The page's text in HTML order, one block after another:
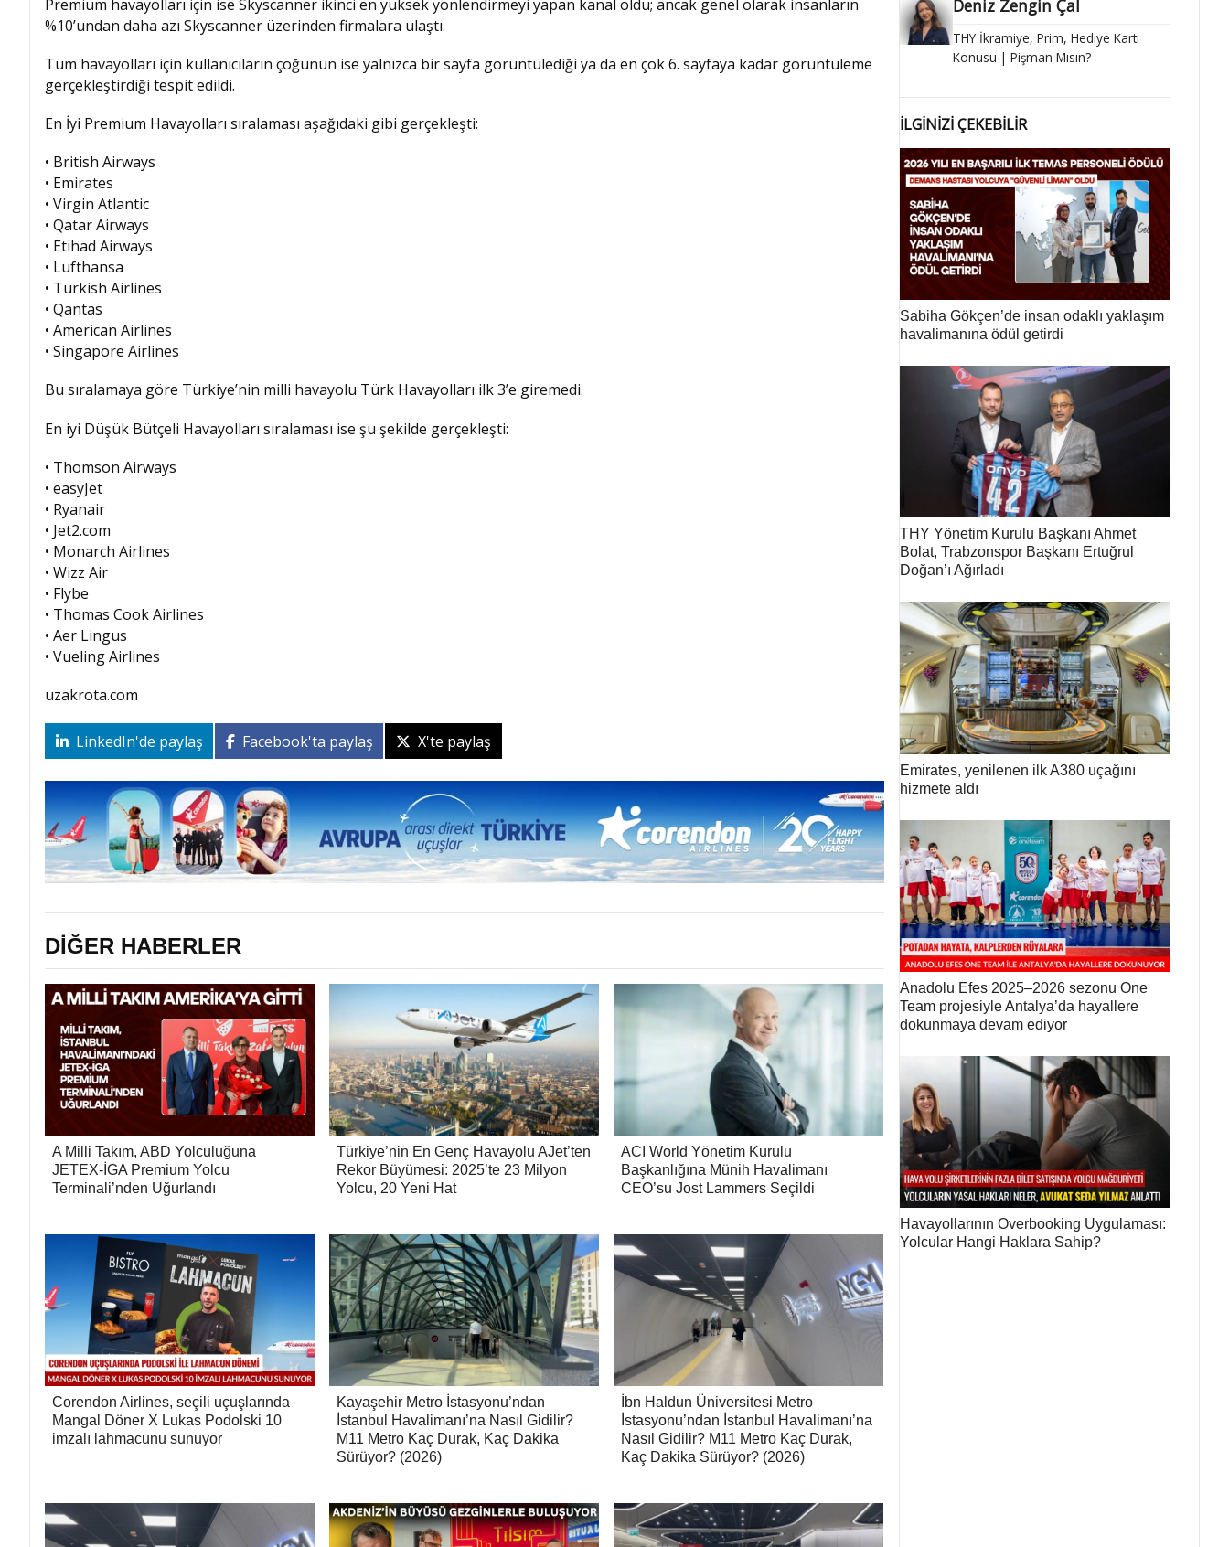
Premium havayolları için ise Skyscanner ikinci en yüksek yönlendirmeyi yapan kanal oldu; ancak genel olarak insanların
%10’undan daha azı Skyscanner üzerinden firmalara ulaştı.
Tüm havayolları için kullanıcıların çoğunun ise yalnızca bir sayfa görüntülediği ya da en çok 6. sayfaya kadar görüntüleme
gerçekleştirdiği tespit edildi.
En İyi Premium Havayolları sıralaması aşağıdaki gibi gerçekleşti:
• British Airways
• Emirates
• Virgin Atlantic
• Qatar Airways
• Etihad Airways
• Lufthansa
• Turkish Airlines
• Qantas
• American Airlines
• Singapore Airlines
Bu sıralamaya göre Türkiye’nin milli havayolu Türk Havayolları ilk 3’e giremedi.
En iyi Düşük Bütçeli Havayolları sıralaması ise şu şekilde gerçekleşti:
• Thomson Airways
• easyJet
• Ryanair
• Jet2.com
• Monarch Airlines
• Wizz Air
• Flybe
• Thomas Cook Airlines
• Aer Lingus
• Vueling Airlines
uzakrota.com
LinkedIn'de paylaş Facebook'ta paylaş X'te paylaş
DİĞER HABERLER
A Milli Takım, ABD Yolculuğuna
JETEX-İGA Premium Yolcu
Terminali’nden Uğurlandı
Türkiye’nin En Genç Havayolu AJet’ten
Rekor Büyümesi: 2025’te 23 Milyon
Yolcu, 20 Yeni Hat
ACI World Yönetim Kurulu
Başkanlığına Münih Havalimanı
CEO’su Jost Lammers Seçildi
Corendon Airlines, seçili uçuşlarında
Mangal Döner X Lukas Podolski 10
imzalı lahmacunu sunuyor
Kayaşehir Metro İstasyonu’ndan
İstanbul Havalimanı’na Nasıl Gidilir?
M11 Metro Kaç Durak, Kaç Dakika
Sürüyor? (2026)
İbn Haldun Üniversitesi Metro
İstasyonu’ndan İstanbul Havalimanı’na
Nasıl Gidilir? M11 Metro Kaç Durak,
Kaç Dakika Sürüyor? (2026)
Deniz Zengin Çal
THY İkramiye, Prim, Hediye Kartı
Konusu | Pişman Mısın?
İLGİNİZİ ÇEKEBİLİR
Sabiha Gökçen’de insan odaklı yaklaşım
havalimanına ödül getirdi
THY Yönetim Kurulu Başkanı Ahmet
Bolat, Trabzonspor Başkanı Ertuğrul
Doğan’ı Ağırladı
Emirates, yenilenen ilk A380 uçağını
hizmete aldı
Anadolu Efes 2025–2026 sezonu One
Team projesiyle Antalya’da hayallere
dokunmaya devam ediyor
Havayollarının Overbooking Uygulaması:
Yolcular Hangi Haklara Sahip?